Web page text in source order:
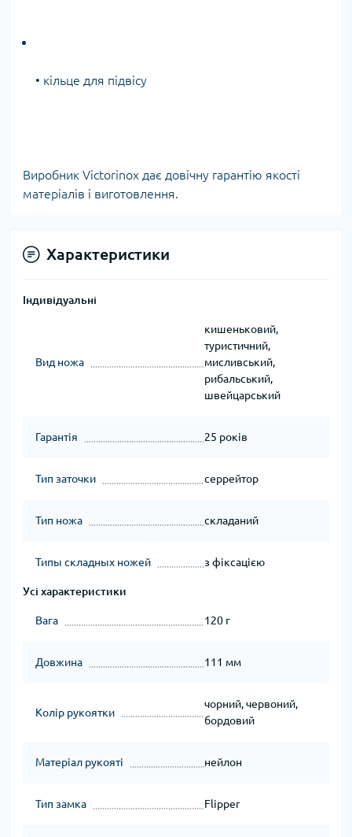
• кільце для підвісу
Виробник Victorinox дає довічну гарантію якості
матеріалів і виготовлення.
Характеристики
Індивідуальні
Вид ножа
кишеньковий,
туристичний,
мисливський,
рибальський,
швейцарський
Гарантія 25 років
Тип заточки серрейтор
Тип ножа складаний
Типы складных ножей з фіксацією
Усі характеристики
Вага 120 г
Довжина 111 мм
Колір рукоятки
чорний, червоний,
бордовий
Матеріал рукояті нейлон
Тип замка Flipper